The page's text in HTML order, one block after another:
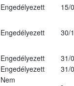
Engedélyezett
15/
Engedélyezett 30/
Engedélyezett
31/
Engedélyezett
31/
Nem